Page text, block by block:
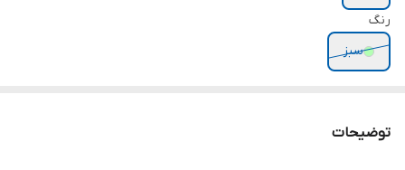
رنگ
سبز
توضیحات